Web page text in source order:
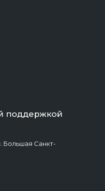
поддержкой
Большая Санкт-